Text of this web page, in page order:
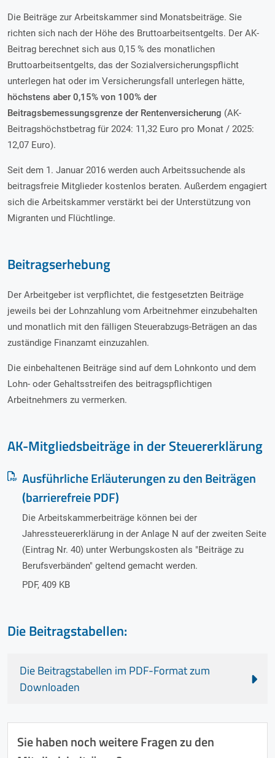
Die Beiträge zur Arbeitskammer sind Monatsbeiträge. Sie
richten sich nach der Höhe des Bruttoarbeitsentgelts. Der AK-
Beitrag berechnet sich aus 0,15 % des monatlichen
Bruttoarbeitsentgelts, das der Sozialversicherungspflicht
unterlegen hat oder im Versicherungsfall unterlegen hätte,
höchstens aber 0,15% von 100% der
Beitragsbemessungsgrenze der Rentenversicherung (AK-
Beitragshöchstbetrag für 2024: 11,32 Euro pro Monat / 2025:
12,07 Euro).
Seit dem 1. Januar 2016 werden auch Arbeitssuchende als
beitragsfreie Mitglieder kostenlos beraten. Außerdem engagiert
sich die Arbeitskammer verstärkt bei der Unterstützung von
Migranten und Flüchtlinge.
Beitragserhebung
Der Arbeitgeber ist verpflichtet, die festgesetzten Beiträge
jeweils bei der Lohnzahlung vom Arbeitnehmer einzubehalten
und monatlich mit den fälligen Steuerabzugs-Beträgen an das
zuständige Finanzamt einzuzahlen.
Die einbehaltenen Beiträge sind auf dem Lohnkonto und dem
Lohn- oder Gehaltsstreifen des beitragspflichtigen
Arbeitnehmers zu vermerken.
AK-Mitgliedsbeiträge in der Steuererklärung
Ausführliche Erläuterungen zu den Beiträgen
(barrierefreie PDF)
Die Arbeitskammerbeiträge können bei der
Jahressteuererklärung in der Anlage N auf der zweiten Seite
(Eintrag Nr. 40) unter Werbungskosten als "Beiträge zu
Berufsverbänden" geltend gemacht werden.
PDF, 409 KB
Die Beitragstabellen:
Die Beitragstabellen im PDF-Format zum
Downloaden
Sie haben noch weitere Fragen zu den